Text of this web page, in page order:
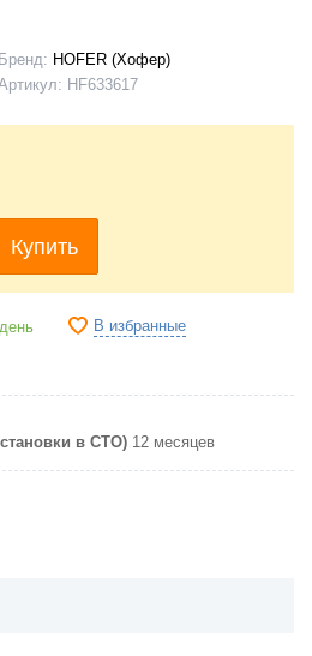
Бренд: HOFER (Хофер)
HF633617
Купить
В избранные
в СТО) 12 месяцев